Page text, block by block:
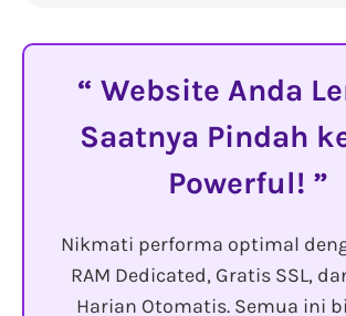
Website Anda
Saatnya Pindah
Powerful!
Nikmati performa optimal
RAM Dedicated, Gratis SSL,
Harian Otomatis. Semua ini